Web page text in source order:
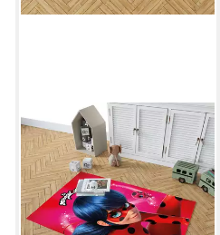
BERONAGE
Kinderteppich Miraculous
Stars Spiel-Teppich 100x130
cm, rechteckig, Höhe: 10 mm,
rutschfest
39,99 € UVP59,95 €